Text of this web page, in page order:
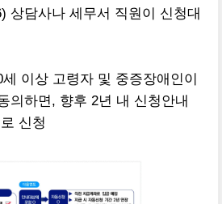
상담사나 세무서 직원이 신청대
이상 고령자 및 중증장애인이
의하면, 향후 2년 내 신청안내
신청